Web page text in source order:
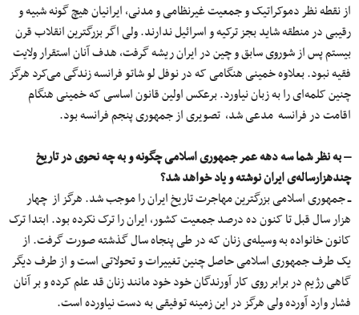
از نقطه نظر دموکراتیک و جمعیت غیرنظامی و مدنی، ایرانیان هیچ گونه شبیه و
رقیبی در منطقه شاید بجز ترکیه و اسرائیل ندارند. ولی اگر بزرگترین انقلاب قرن
بیستم پس از شوروی سابق و چین در ایران ریشه گرفت، هدف آنان استقرار ولایت
فقیه نبود. بعلاوه خمینی هنگامی که در نوفل لو شاتو فرانسه زندگی می‌کرد هرگز
چنین کلمه‌ای را به زبان نیاورد. برعکس اولین قانون اساسی که خمینی هنگام
اقامت در فرانسه مدعی شد، تصویری از جمهوری پنجم فرانسه بود.
– به نظر شما سه دهه عمر جمهوری اسلامی چگونه و به چه نحوی در تاریخ
چندهزارساله‌ی ایران نوشته و یاد خواهد شد؟
ــ جمهوری اسلامی بزرگترین مهاجرت تاریخ ایران را موجب شد. هرگز از چهار
هزار سال قبل تا کنون ده درصد جمعیت کشور، ایران را ترک نکرده بود. ابتدا ترک
کانون خانواده به وسیله‌ی زنان که در طی پنجاه سال گذشته صورت گرفت. از
یک طرف جمهوری اسلامی حاصل چنین تغییرات و تحولاتی است و از طرف دیگر
گاهی رژیم در برابر روی کار آورندگان خود خود مانند زنان قد علم کرده و بر آنان
فشار وارد آورده ولی هرگز در این زمینه توفیقی به ‌دست نیاورده است.